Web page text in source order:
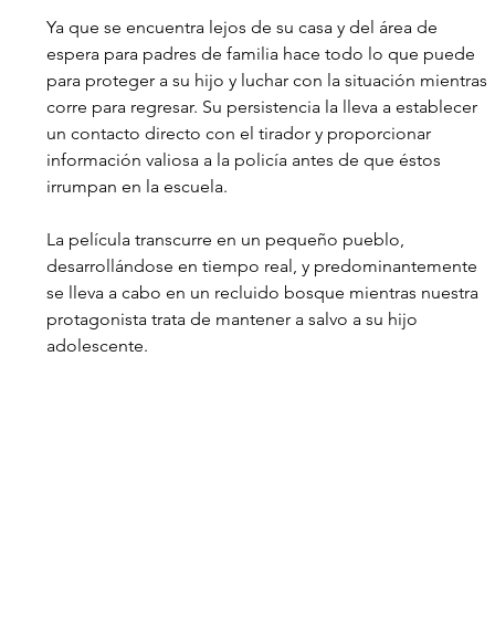
Ya que se encuentra lejos de su casa y del área de
espera para padres de familia hace todo lo que puede
para proteger a su hijo y luchar con la situación mientras
corre para regresar. Su persistencia la lleva a establecer
un contacto directo con el tirador y proporcionar
información valiosa a la policía antes de que éstos
irrumpan en la escuela.
La película transcurre en un pequeño pueblo,
desarrollándose en tiempo real, y predominantemente
se lleva a cabo en un recluido bosque mientras nuestra
protagonista trata de mantener a salvo a su hijo
adolescente.